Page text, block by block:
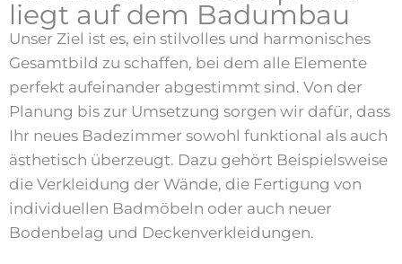
liegt auf dem Badumbau
Unser Ziel ist es, ein stilvolles und harmonisches
Gesamtbild zu schaffen, bei dem alle Elemente
perfekt aufeinander abgestimmt sind. Von der
Planung bis zur Umsetzung sorgen wir dafür, dass
Ihr neues Badezimmer sowohl funktional als auch
ästhetisch überzeugt. Dazu gehört Beispielsweise
die Verkleidung der Wände, die Fertigung von
individuellen Badmöbeln oder auch neuer
Bodenbelag und Deckenverkleidungen.